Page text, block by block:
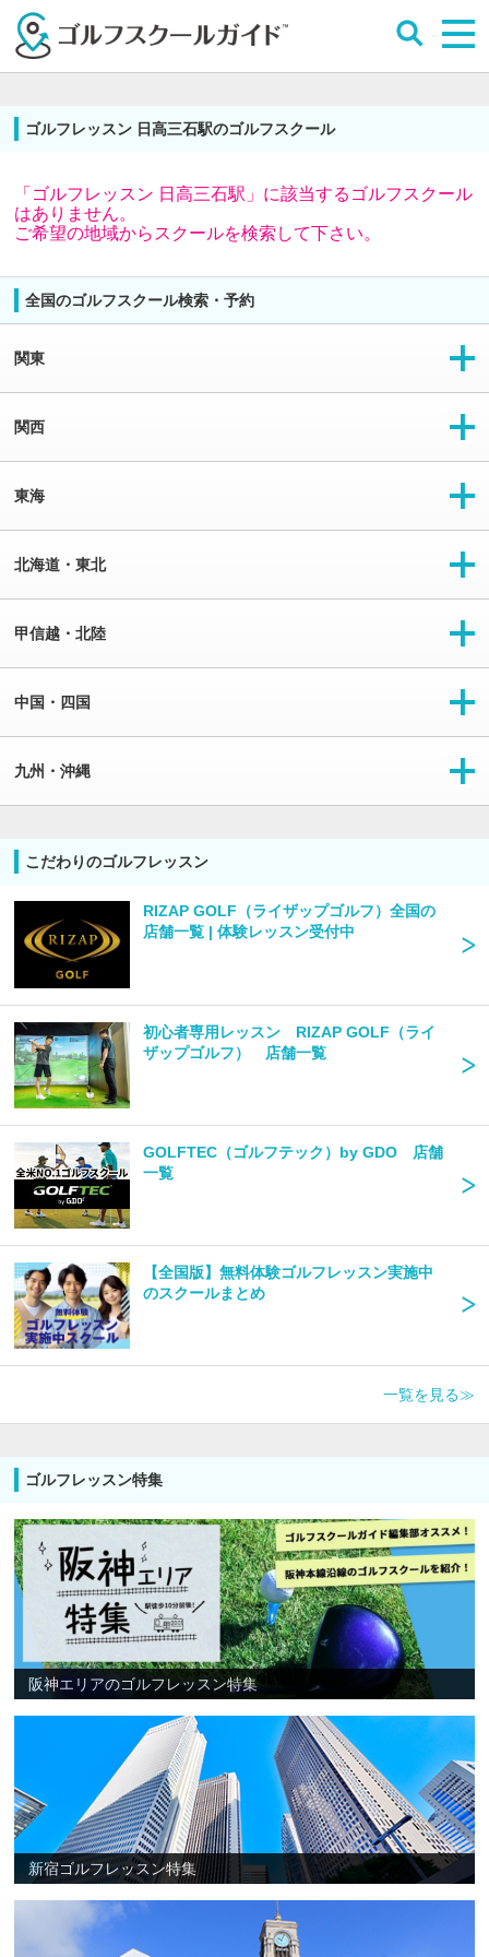
ゴルフレッスン 日高三石駅のゴルフスクール
「ゴルフレッスン 日高三石駅」に該当するゴルフスクール
はありません。
ご希望の地域からスクールを検索して下さい。
全国のゴルフスクール検索・予約
関東
関西
東海
北海道・東北
甲信越・北陸
中国・四国
九州・沖縄
こだわりのゴルフレッスン
RIZAP GOLF（ライザップゴルフ）全国の
店舗一覧 | 体験レッスン受付中
初心者専用レッスン RIZAP GOLF（ライ
ザップゴルフ） 店舗一覧
GOLFTEC（ゴルフテック）by GDO 店舗
一覧
【全国版】無料体験ゴルフレッスン実施中
のスクールまとめ
一覧を見る≫
ゴルフレッスン特集
阪神エリアのゴルフレッスン特集
新宿ゴルフレッスン特集